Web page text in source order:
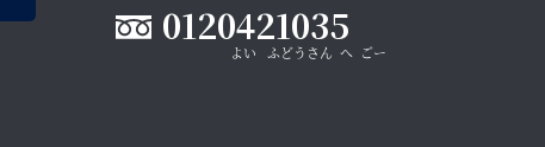
0120421035